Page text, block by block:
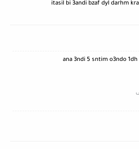
ana 3ndi 5 sntim o3ndo